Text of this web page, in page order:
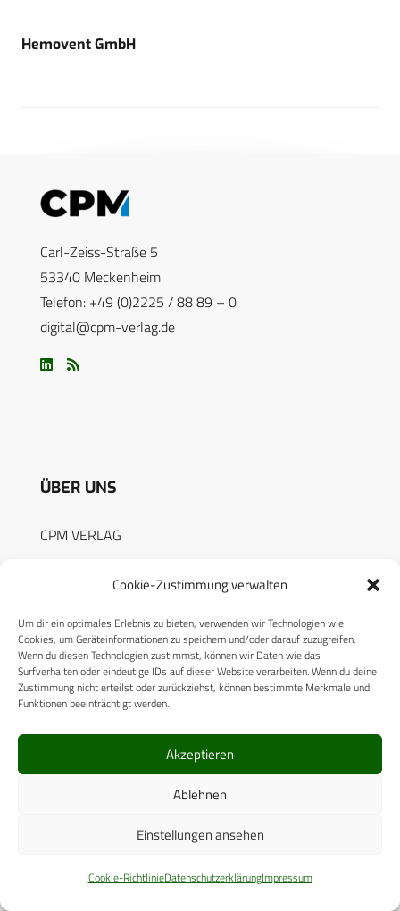
Cookie-Zustimmung verwalten
Um dir ein optimales Erlebnis zu bieten, verwenden wir Technologien wie
Cookies, um Geräteinformationen zu speichern und/oder darauf zuzugreifen.
Wenn du diesen Technologien zustimmst, können wir Daten wie das
Surfverhalten oder eindeutige IDs auf dieser Website verarbeiten. Wenn du deine
Zustimmung nicht erteilst oder zurückziehst, können bestimmte Merkmale und
Funktionen beeinträchtigt werden.
Akzeptieren
Ablehnen
Einstellungen ansehen
Cookie-RichtlinieDatenschutzerklärungImpressum
Hemovent GmbH
Carl-Zeiss-Straße 5
53340 Meckenheim
Telefon: +49 (0)2225 / 88 89 – 0
digital@cpm-verlag.de
ÜBER UNS
CPM VERLAG
KONTAKT
AUTORENHINWEISE
MEDIADATEN